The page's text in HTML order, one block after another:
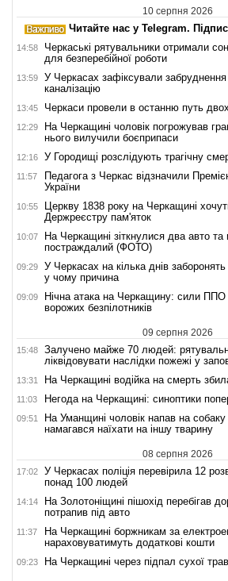
10 серпня 2026
Читайте нас у Telegram.
14:58
Черкаські рятувальники отримали
для безперебійної роботи
13:59
У Черкасах зафіксували
каналізацію
13:45 Черкаси провели в останню путь
12:29
На Черкащині чоловік погрожував
нього вилучили боєприпаси
12:16 У Городищі розслідують трагічну
11:57
Педагога з Черкас відзначили
України
10:55
Церкву 1838 року на Черкащині
Держреєстру пам'яток
10:07
На Черкащині зіткнулися два авто
постраждалий (ФОТО)
09:29
У Черкасах на кілька днів
у чому причина
09:09
Нічна атака на Черкащину: сили
ворожих безпілотників
09 серпня 2026
15:48
Залучено майже 70 людей:
ліквідовувати наслідки пожежі у
13:31 На Черкащині водійка на смерть
11:03 Негода на Черкащині: синоптики
09:51
На Уманщині чоловік напав на
намагався наїхати на іншу тварину
08 серпня 2026
17:02
У Черкасах поліція перевірила 12
понад 100 людей
14:14
На Золотоніщині пішохід перебігав
потрапив під авто
11:37
На Черкащині боржникам за
нараховуватимуть додаткові кошти
09:23 На Черкащині через підпал сухої